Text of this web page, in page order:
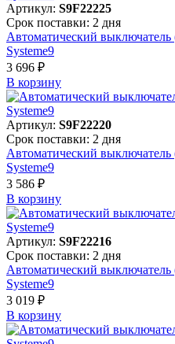
Артикул: S9F22225
Срок поставки: 2 дня
Автоматический
Systeme9
3 696 ₽
В корзинy
Артикул: S9F22220
Срок поставки: 2 дня
Автоматический
Systeme9
3 586 ₽
В корзинy
Артикул: S9F22216
Срок поставки: 2 дня
Автоматический
Systeme9
3 019 ₽
В корзинy